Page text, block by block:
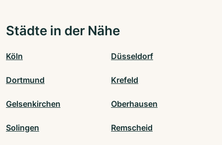
Städte in der Nähe
Köln Düsseldorf
Dortmund Krefeld
Gelsenkirchen Oberhausen
Solingen Remscheid